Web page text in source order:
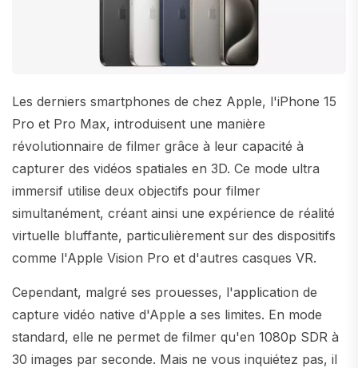
Les derniers smartphones de chez Apple, l'iPhone 15
Pro et Pro Max, introduisent une manière
révolutionnaire de filmer grâce à leur capacité à
capturer des vidéos spatiales en 3D. Ce mode ultra
immersif utilise deux objectifs pour filmer
simultanément, créant ainsi une expérience de réalité
virtuelle bluffante, particulièrement sur des dispositifs
comme l'Apple Vision Pro et d'autres casques VR.
Cependant, malgré ses prouesses, l'application de
capture vidéo native d'Apple a ses limites. En mode
standard, elle ne permet de filmer qu'en 1080p SDR à
30 images par seconde. Mais ne vous inquiétez pas, il